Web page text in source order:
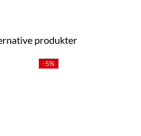
produkter
-5%